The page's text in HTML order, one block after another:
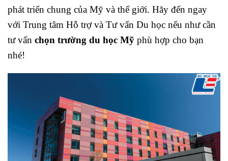
phát triển chung của Mỹ và thế giới. Hãy đến ngay
với Trung tâm Hỗ trợ và Tư vấn Du học nếu như cần
tư vấn chọn trường du học Mỹ phù hợp cho bạn
nhé!